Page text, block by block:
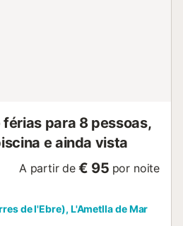
para 8 pessoas,
e ainda vista
A partir de € 95 por noite
de l'Ebre), L'Ametlla de Mar